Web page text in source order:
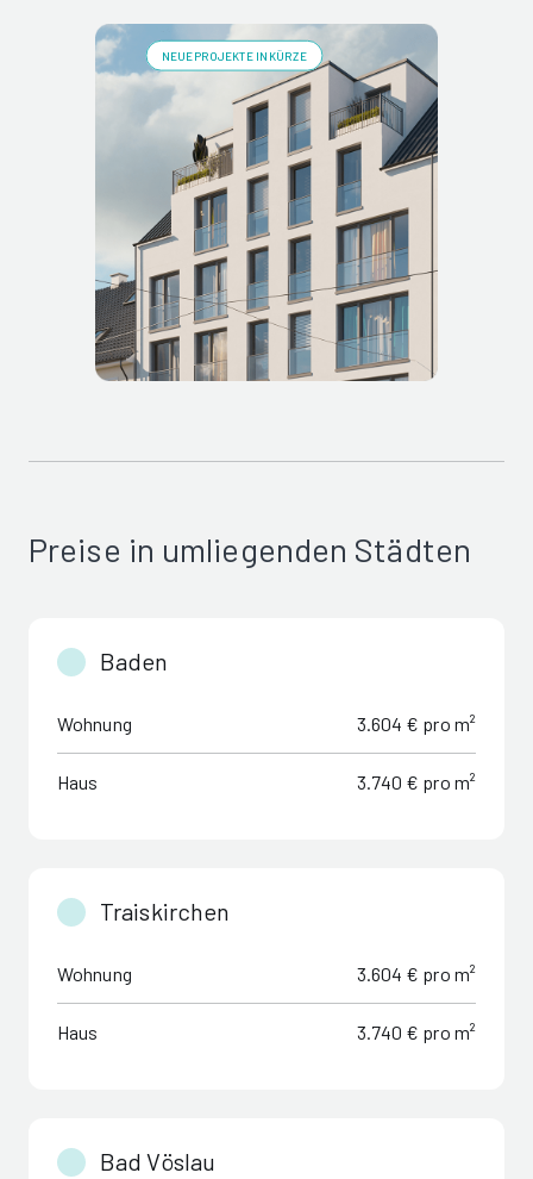
NEUE PROJEKTE IN KÜRZE
Preise in umliegenden Städten
Baden
Wohnung 3.604 € pro m²
Haus 3.740 € pro m²
Traiskirchen
Wohnung 3.604 € pro m²
Haus 3.740 € pro m²
Bad Vöslau